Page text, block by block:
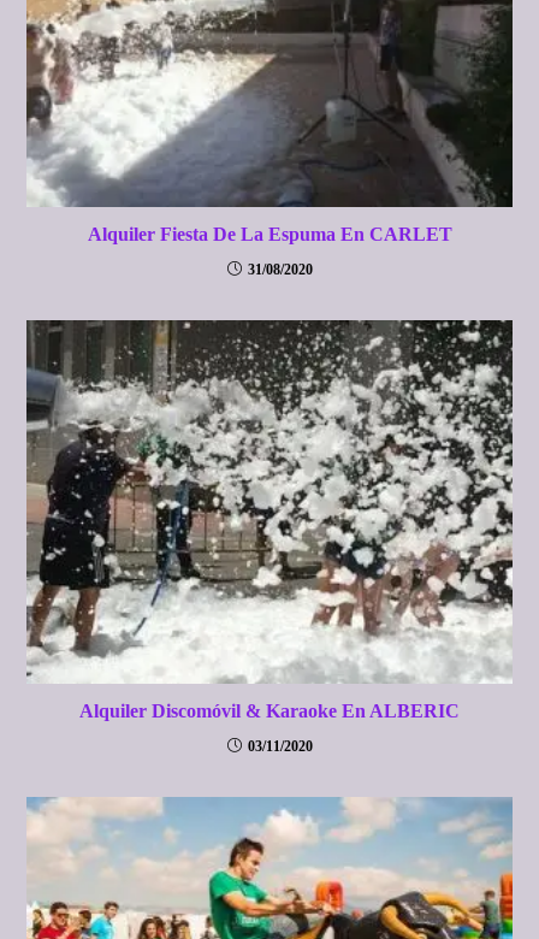
Alquiler Fiesta De La Espuma En CARLET
31/08/2020
Alquiler Discomóvil & Karaoke En ALBERIC
03/11/2020